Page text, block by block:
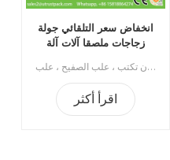
انخفاض سعر التلقائي جولة
زجاجات ملصقا آلات آلة
يمكن أن تكون آلة طباعة الملصقات هذه عبارة عن ملصقات دائرية أو وسم نصف دائري ، ووسم ثلاثي الجوانب. يمكن أن تكتب ، علب الصفيح ، علب PET ، علب الألمنيوم ، علب الورق وغيرها.الحد الأدنى للطلب:1قسط:تي / تالمنطقة الأصلية:الصينمهلة:15 يوما بعد تلقي الودائع
اقرأ أكثر